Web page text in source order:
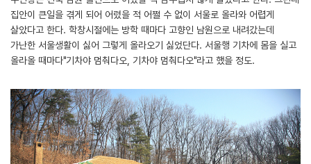
집안이 큰일을 겪게 되어 어렸을 적 어쩔 수 없이 서울로 올라와 어렵게
살았다고 한다. 학창시절에는 방학 때마다 고향인 남원으로 내려갔는데
가난한 서울생활이 싫어 그렇게 올라오기 싫었단다. 서울행 기차에 몸을 실고
올라올 때마다"기차야 멈춰다오, 기차야 멈춰다오"라고 했을 정도.